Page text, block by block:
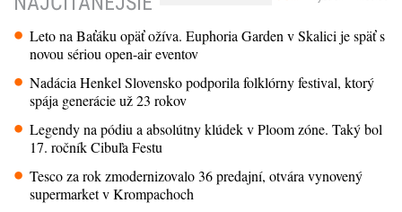
Leto na Baťáku opäť ožíva. Euphoria Garden v Skalici je späť s
novou sériou open-air eventov
Nadácia Henkel Slovensko podporila folklórny festival, ktorý
spája generácie už 23 rokov
Legendy na pódiu a absolútny klúdek v Ploom zóne. Taký bol
17. ročník Cibuľa Festu
Tesco za rok zmodernizovalo 36 predajní, otvára vynovený
supermarket v Krompachoch